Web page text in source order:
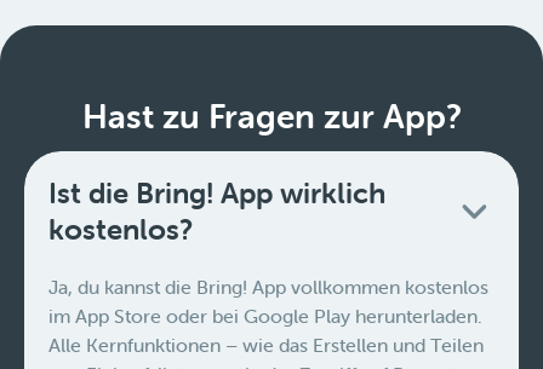
Hast zu Fragen zur App?
Ist die Bring! App wirklich
kostenlos?
Ja, du kannst die Bring! App vollkommen kostenlos
im App Store oder bei Google Play herunterladen.
Alle Kernfunktionen – wie das Erstellen und Teilen